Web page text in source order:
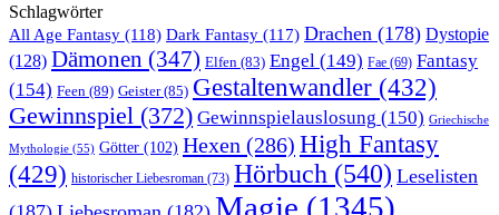
Schlagwörter
All Age Fantasy (118) Dark Fantasy (117) Drachen (178) Dystopie
(128) Dämonen (347) Elfen (83) Engel (149) Fae (69) Fantasy
(154) Feen (89) Geister(85) Gestaltenwandler (432)
Gewinnspiel (372) Gewinnspielauslosung (150) Griechische
Mythologie (55) Götter (102) Hexen (286) High Fantasy
(429) historischer Liebesroman (73) Hörbuch (540) Leselisten
Magie (1345)